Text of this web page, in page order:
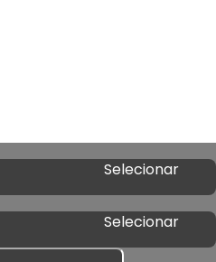
Selecionar
Selecionar